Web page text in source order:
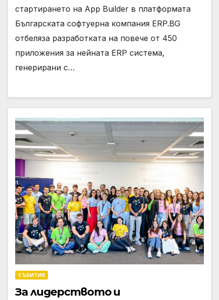
стартирането на App Builder в платформата
Българската софтуерна компания ERP.BG
отбеляза разработката на повече от 450
приложения за нейната ERP система,
генерирани с…
СЪБИТИЯ
За лидерството и